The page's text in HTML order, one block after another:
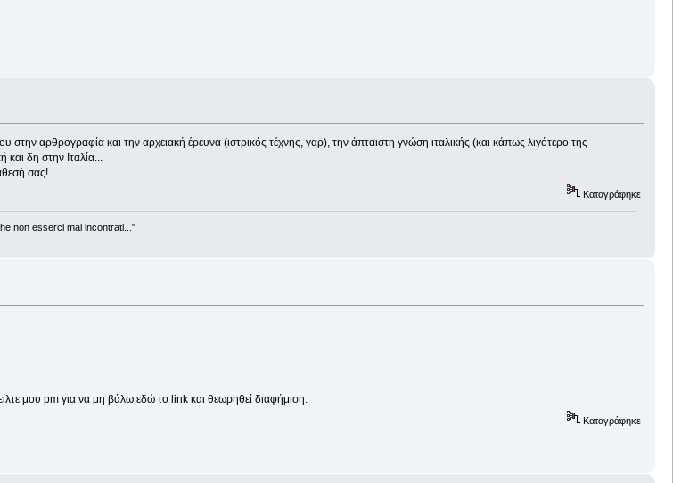
αρθρογραφία και την αρχειακή έρευνα (ιστρικός τέχνης, γαρ), την άπταιστη γνώση ιταλικής (και κάπως λιγότερο της
δη στην Ιταλία...
σας!
Καταγράφηκε
non esserci mai incontrati..."
μου pm για να μη βάλω εδώ το link και θεωρηθεί διαφήμιση.
Καταγράφηκε